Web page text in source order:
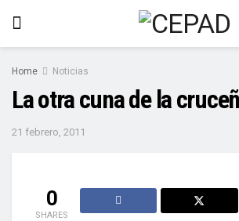
Home Noticias
La otra cuna de la
21 febrero, 2011
0
SHARES